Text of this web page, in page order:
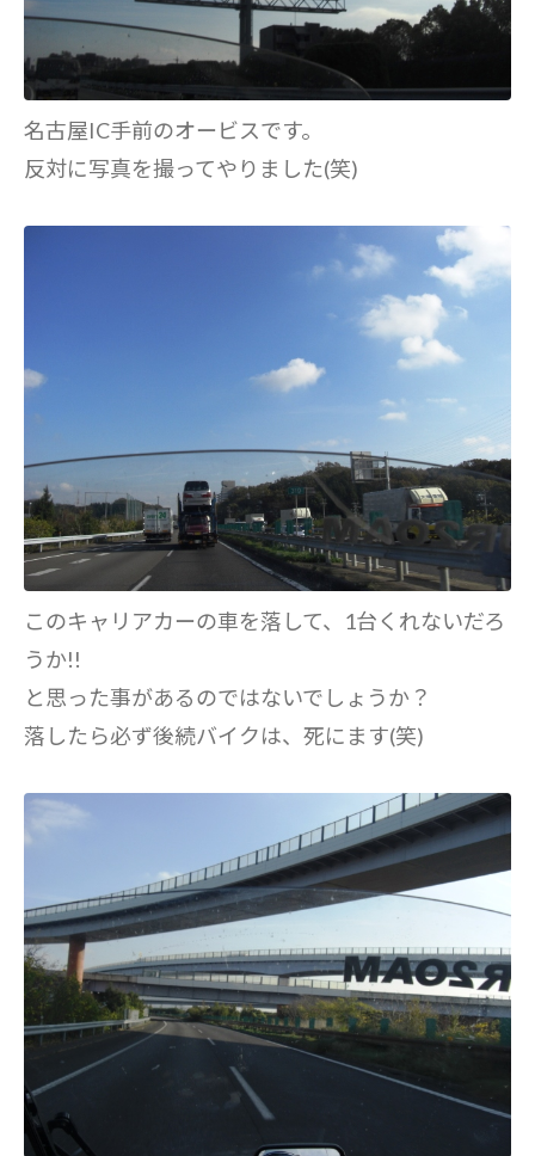
名古屋IC手前のオービスです。
反対に写真を撮ってやりました(笑)
このキャリアカーの車を落して、1台くれないだろ
うか!!
と思った事があるのではないでしょうか？
落したら必ず後続バイクは、死にます(笑)